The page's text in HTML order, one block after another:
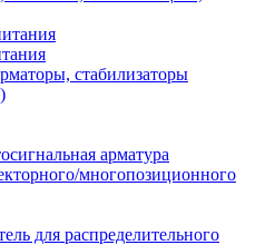
стабилизаторы
арматура
многопозиционного
для распределительного